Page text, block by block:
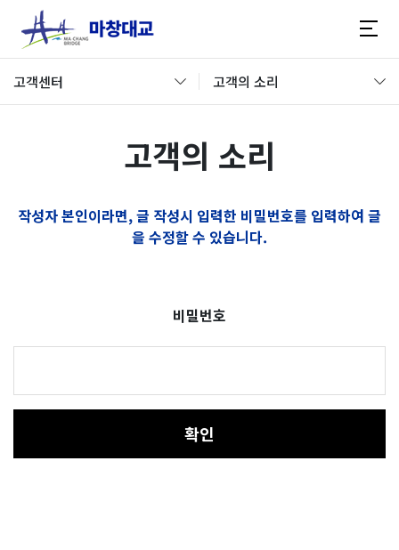
고객센터 고객의 소리
고객의 소리
작성자 본인이라면, 글 작성시 입력한 비밀번호를 입력하여 글
을 수정할 수 있습니다.
비밀번호
확인